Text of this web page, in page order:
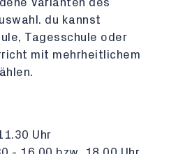
Varianten des
du kannst
Tagesschule oder
mit mehrheitlichem
Uhr